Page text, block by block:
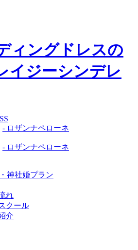
- ロザンナペローネ
- ロザンナペローネ
神社婚プラン
れ
クール
介